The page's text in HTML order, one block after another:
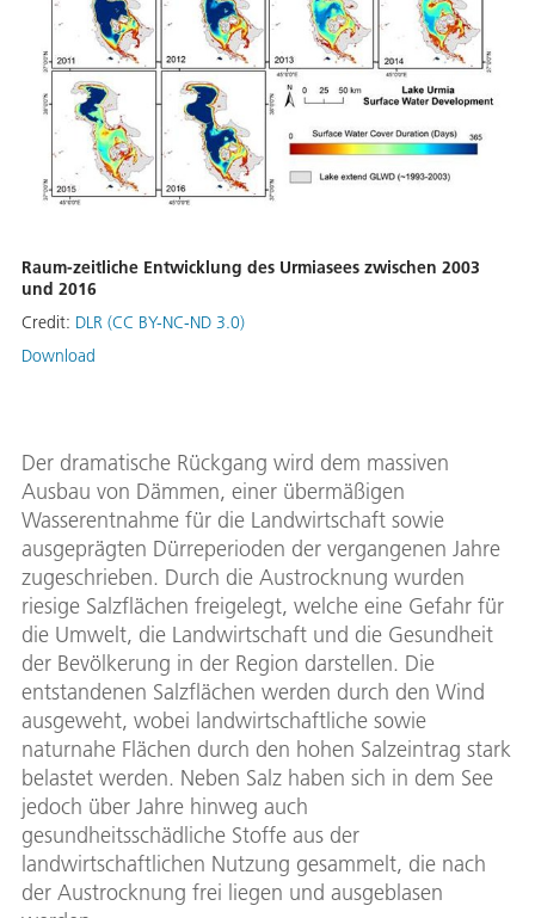
Raum-zeitliche Entwicklung des Urmiasees zwischen 2003
und 2016
Credit: DLR (CC BY-NC-ND 3.0)
Download
Der dramatische Rückgang wird dem massiven
Ausbau von Dämmen, einer übermäßigen
Wasserentnahme für die Landwirtschaft sowie
ausgeprägten Dürreperioden der vergangenen Jahre
zugeschrieben. Durch die Austrocknung wurden
riesige Salzflächen freigelegt, welche eine Gefahr für
die Umwelt, die Landwirtschaft und die Gesundheit
der Bevölkerung in der Region darstellen. Die
entstandenen Salzflächen werden durch den Wind
ausgeweht, wobei landwirtschaftliche sowie
naturnahe Flächen durch den hohen Salzeintrag stark
belastet werden. Neben Salz haben sich in dem See
jedoch über Jahre hinweg auch
gesundheitsschädliche Stoffe aus der
landwirtschaftlichen Nutzung gesammelt, die nach
der Austrocknung frei liegen und ausgeblasen